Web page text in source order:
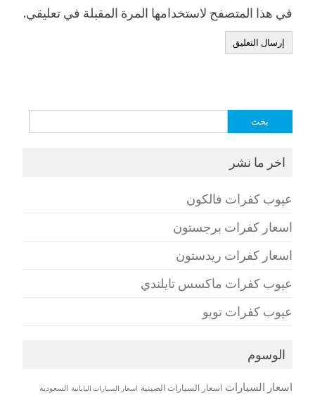
في هذا المتصفح لاستخدامها المرة المقبلة في تعليقي.
البحث
اخر ما نشر
عيوب كفرات فالكون
اسعار كفرات برجستون
اسعار كفرات ريدستون
عيوب كفرات ماكسس تايلندي
عيوب كفرات تويو
الوسوم
اسعار السيارات اسعار السيارات الصينية اسعار السيارات اليابانية السعودية